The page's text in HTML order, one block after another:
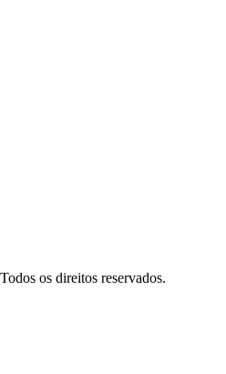
os direitos reservados.